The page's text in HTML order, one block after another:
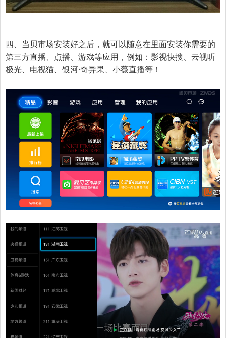
四、当贝市场安装好之后，就可以随意在里面安装你需要的
第三方直播、点播、游戏等应用，例如： 影视快搜、云视听
极光、电视猫、银河·奇异果、小薇直播等！